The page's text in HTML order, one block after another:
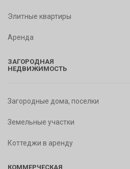
Элитные квартиры
Аренда
ЗАГОРОДНАЯ
НЕДВИЖИМОСТЬ
Загородные дома, поселки
Земельные участки
Коттеджи в аренду
КОММЕРЧЕСКАЯ